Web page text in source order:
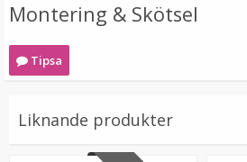
Platt tång för isättning av
Montering & Skötsel
Tipsa
Liknande produkter